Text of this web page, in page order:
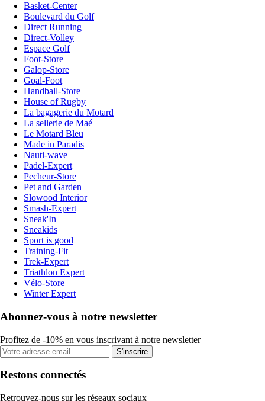
Basket-Center
Boulevard du Golf
Direct Running
Direct-Volley
Espace Golf
Foot-Store
Galop-Store
Goal-Foot
Handball-Store
House of Rugby
La bagagerie du Motard
La sellerie de Maé
Le Motard Bleu
Made in Paradis
Nauti-wave
Padel-Expert
Pecheur-Store
Pet and Garden
Slowood Interior
Smash-Expert
Sneak'In
Sneakids
Sport is good
Training-Fit
Trek-Expert
Triathlon Expert
Vélo-Store
Winter Expert
Abonnez-vous à notre newsletter
Profitez de -10% en vous inscrivant à notre newsletter
S'inscrire
Restons connectés
Retrouvez-nous sur les réseaux sociaux